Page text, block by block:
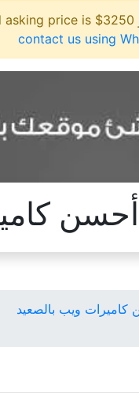
contact us using
ويب بالصعيد